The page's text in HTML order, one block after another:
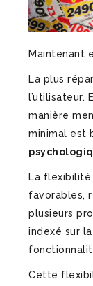
Maintenant
La plus
manière
minimal est
La flexibilité
favorables,
plusieurs
indexé sur
Cette